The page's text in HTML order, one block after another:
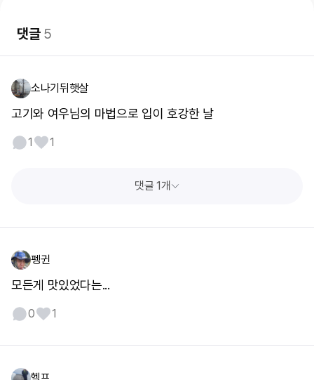
댓글5
소나기뒤햇살
고기와 여우님의 마법으로 입이 호강한 날
1 1
댓글 1개
펭귄
모든게 맛있었다는...
0 1